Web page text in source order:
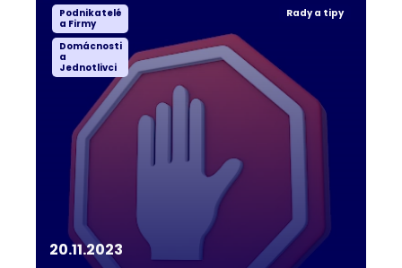
Podnikatelé
a Firmy
Domácnosti
a
Jednotlivci
Rady a tipy
20.11.2023